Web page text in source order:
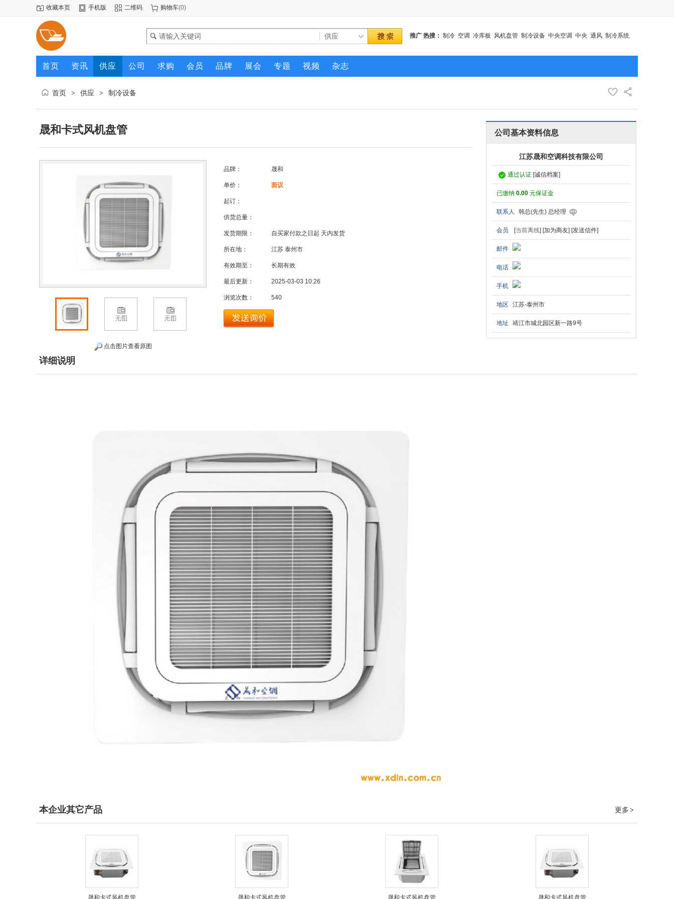
收藏本页 手机版 二维码 购物车(0)
推广 热搜： 制冷 空调 冷库板 风机盘管 制冷设备 中央空调 中央 通风 制冷系统
首页 资讯 供应 公司 求购 会员 品牌 展会 专题 视频 杂志
首页 > 供应 > 制冷设备
晟和卡式风机盘管
点击图片查看原图
品牌： 晟和
单价： 面议
起订：
供货总量：
发货期限： 自买家付款之日起 天内发货
所在地： 江苏 泰州市
有效期至： 长期有效
最后更新： 2025-03-03 10:26
浏览次数： 540
公司基本资料信息
江苏晟和空调科技有限公司
通过认证 [诚信档案]
已缴纳 0.00 元保证金
联系人 韩总(先生) 总经理
会员 [当前离线] [加为商友] [发送信件]
邮件
电话
手机
地区 江苏-泰州市
地址 靖江市城北园区新一路9号
详细说明
更多 >
本企业其它产品
晟和卡式风机盘管 晟和卡式风机盘管 晟和卡式风机盘管 晟和卡式风机盘管